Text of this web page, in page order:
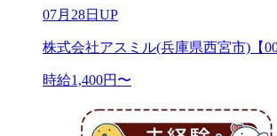
07月28日UP
株式会社アスミル(兵庫県西宮市)【
時給1,400円〜